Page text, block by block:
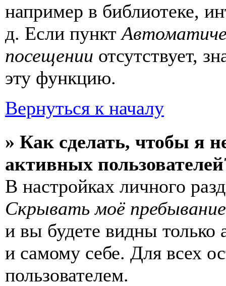
например в библиотеке,
д. Если пункт
посещении отсутствует,
эту функцию.
Вернуться к началу
» Как сделать, чтобы я
активных
В настройках личного
Скрывать моё
и вы будете видны только
и самому себе. Для всех
пользователем.